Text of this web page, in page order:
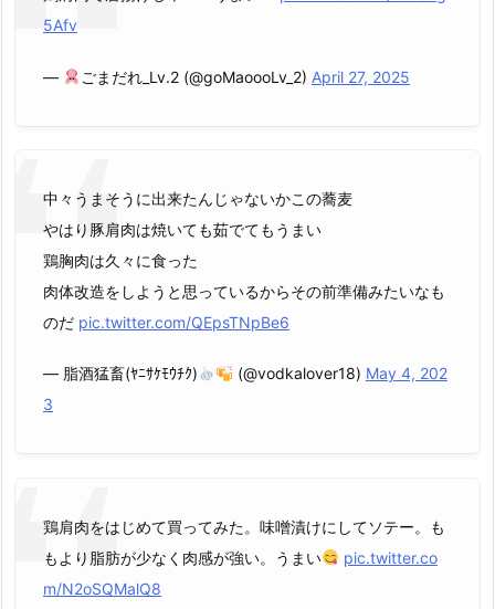
5Afv
— ごまだれ_Lv.2 (@goMaoooLv_2) April 27, 2025
中々うまそうに出来たんじゃないかこの蕎麦
やはり豚肩肉は焼いても茹でてもうまい
鶏胸肉は久々に食った
肉体改造をしようと思っているからその前準備みたいなも
のだ pic.twitter.com/QEpsTNpBe6
— 脂酒猛畜(ﾔﾆｻｹﾓｳﾁｸ) (@vodkalover18) May 4, 202
3
鶏肩肉をはじめて買ってみた。味噌漬けにしてソテー。も
もより脂肪が少なく肉感が強い。うまい
pic.twitter.co
m/N2oSQMalQ8